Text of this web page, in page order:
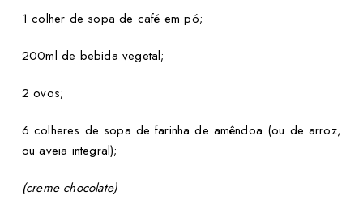
1 colher de sopa de café em pó;
200ml de bebida vegetal;
2 ovos;
6 colheres de sopa de farinha de amêndoa (ou de arroz,
ou aveia integral);
(creme chocolate)